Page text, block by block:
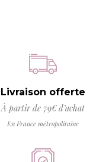
Livraison offerte
À partir de 79€ d’achat
En France métropolitaine